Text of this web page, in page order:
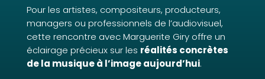
Pour les artistes, compositeurs, producteurs,
managers ou professionnels de l’audiovisuel,
cette rencontre avec Marguerite Giry offre un
éclairage précieux sur les réalités concrètes
de la musique à l’image aujourd’hui.